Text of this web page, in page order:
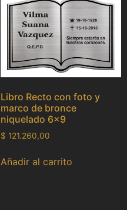
Libro Recto con foto y
marco de bronce
niquelado 6×9
$ 121.260,00
Añadir al carrito